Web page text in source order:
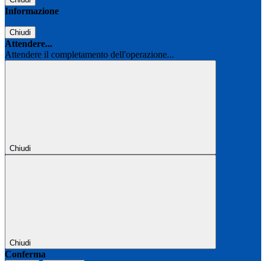
Informazione
Chiudi
Attendere...
Attendere il completamento dell'operazione...
Chiudi
Chiudi
Conferma